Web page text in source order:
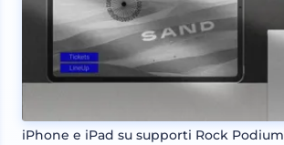
iPhone e iPad su supporti Rock Podium